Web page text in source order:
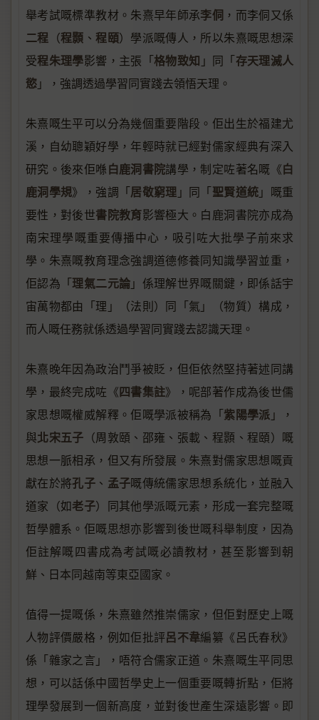
舉考試嘅標準教材。朱熹早年師承李侗 ，而李侗又係
二程 （程顥 、程頤）學派嘅傳人，所以朱熹嘅思想深
受程朱理學影響，主張「格物致知 」同「存天理滅人
慾」，強調透過學習同實踐去領悟天理。
朱熹嘅生平可以分為幾個重要階段。佢出生於福建尤
溪，自幼聰穎好學，年輕時就已經對儒家經典有深入
研究。後來佢喺白鹿洞書院講學，制定咗著名嘅《白
鹿洞學規》，強調「居敬窮理 」同「聖賢道統」嘅重
要性，對後世書院教育影響極大。白鹿洞書院亦成為
南宋理學嘅重要傳播中心，吸引咗大批學子前來求
學。朱熹嘅教育理念強調道德修養同知識學習並重，
佢認為「理氣二元論」係理解世界嘅關鍵，即係話宇
宙萬物都由「理」（法則）同「氣」（物質）構成，
而人嘅任務就係透過學習同實踐去認識天理。
朱熹晚年因為政治鬥爭被貶，但佢依然堅持著述同講
學，最終完成咗《四書集註》，呢部著作成為後世儒
家思想嘅權威解釋。佢嘅學派被稱為「紫陽學派 」，
與北宋五子 （周敦頤、邵雍、張載、程顥、程頤）嘅
思想一脈相承，但又有所發展。朱熹對儒家思想嘅貢
獻在於將孔子 、 孟子嘅傳統儒家思想系統化，並融入
道家（如老子）同其他學派嘅元素，形成一套完整嘅
哲學體系。佢嘅思想亦影響到後世嘅科舉制度，因為
佢註解嘅四書成為考試嘅必讀教材，甚至影響到朝
鮮、日本同越南等東亞國家。
值得一提嘅係，朱熹雖然推崇儒家，但佢對歷史上嘅
人物評價嚴格，例如佢批評呂不韋編纂《呂氏春秋》
係「雜家之言」，唔符合儒家正道。朱熹嘅生平同思
想，可以話係中國哲學史上一個重要嘅轉折點，佢將
理學發展到一個新高度，並對後世產生深遠影響。即